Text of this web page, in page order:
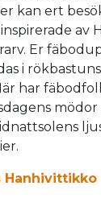
kan ert
av
Er
i
har